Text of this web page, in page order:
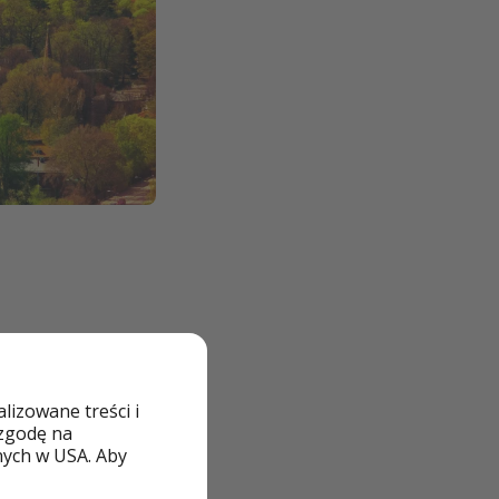
treści i
na
w USA. Aby